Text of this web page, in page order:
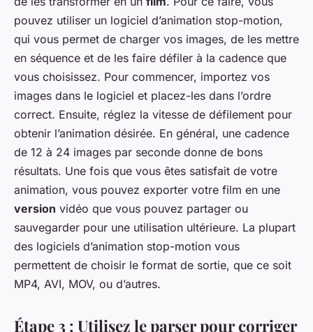
pouvez utiliser un logiciel d’animation stop-motion,
qui vous permet de charger vos images, de les mettre
en séquence et de les faire défiler à la cadence que
vous choisissez. Pour commencer, importez vos
images dans le logiciel et placez-les dans l’ordre
correct. Ensuite, réglez la vitesse de défilement pour
obtenir l’animation désirée. En général, une cadence
de 12 à 24 images par seconde donne de bons
résultats. Une fois que vous êtes satisfait de votre
animation, vous pouvez exporter votre film en une
version vidéo que vous pouvez partager ou
sauvegarder pour une utilisation ultérieure. La plupart
des logiciels d’animation stop-motion vous
permettent de choisir le format de sortie, que ce soit
MP4, AVI, MOV, ou d’autres.
Étape 3 : Utilisez le parser pour corriger